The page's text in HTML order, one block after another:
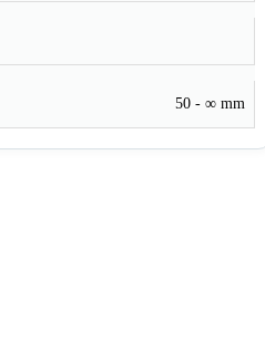
50 - ∞ mm